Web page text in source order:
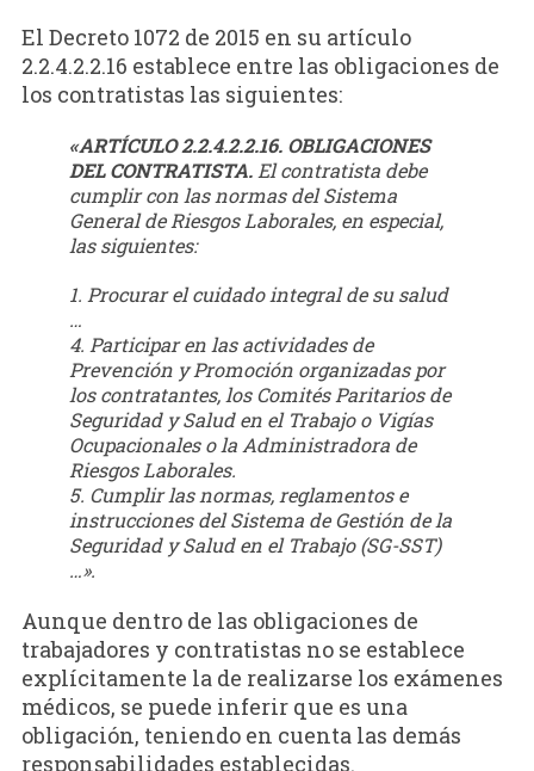
El Decreto 1072 de 2015 en su artículo
2.2.4.2.2.16 establece entre las obligaciones de
los contratistas las siguientes:
«ARTÍCULO 2.2.4.2.2.16. OBLIGACIONES
DEL CONTRATISTA.El contratista debe
cumplir con las normas del Sistema
General de Riesgos Laborales, en especial,
las siguientes:
1. Procurar el cuidado integral de su salud
…
4. Participar en las actividades de
Prevención y Promoción organizadas por
los contratantes, los Comités Paritarios de
Seguridad y Salud en el Trabajo o Vigías
Ocupacionales o la Administradora de
Riesgos Laborales.
5. Cumplir las normas, reglamentos e
instrucciones del Sistema de Gestión de la
Seguridad y Salud en el Trabajo (SG-SST)
…».
Aunque dentro de las obligaciones de
trabajadores y contratistas no se establece
explícitamente la de realizarse los exámenes
médicos, se puede inferir que es una
obligación, teniendo en cuenta las demás
responsabilidades establecidas.